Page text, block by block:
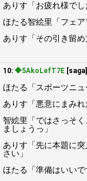
ありす「お疲れ様でし
ほたる智絵里「フェ
ありす「その引き留め
10: ◆5AkoLefT7E [saga]
ほたる「スポーツニ
ありす「悪意にまみれ
智絵里「ではさっそ
ましょうっ」
ありす「先に本題に
さい」
ほたる「準備はいいで